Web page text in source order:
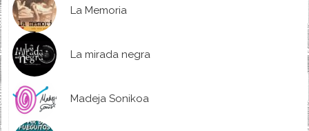
La Memoria
La mirada negra
Madeja Sonikoa